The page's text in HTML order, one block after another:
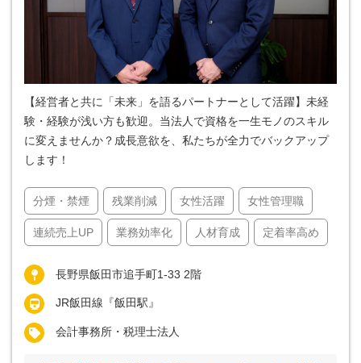
【経営者と共に「未来」を語るパートナーとして活躍】未経
験・経験が浅い方も歓迎。当法人で資格を一生モノのスキル
に変えませんか？成長意欲を、私たちが全力でバックアップ
します！
分煙・禁煙 残業削減 女性活躍 女性管理職
連続売上UP 業務効率化 人材育成 定着率高め
長野県飯田市追手町1-33 2階
JR飯田線『飯田駅』
会計事務所・税理士法人